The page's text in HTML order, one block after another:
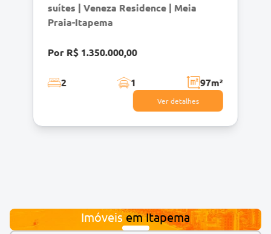
suítes | Veneza Residence | Meia
Praia-Itapema
Por R$ 1.350.000,00
2 1 97m²
Ver detalhes
Imóveis emItapema